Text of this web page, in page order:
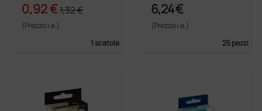
0,92 €1,32 €
(Prezzo i.e.)
1 scatola
6,24 €
(Prezzo i.e.)
25 pezzi